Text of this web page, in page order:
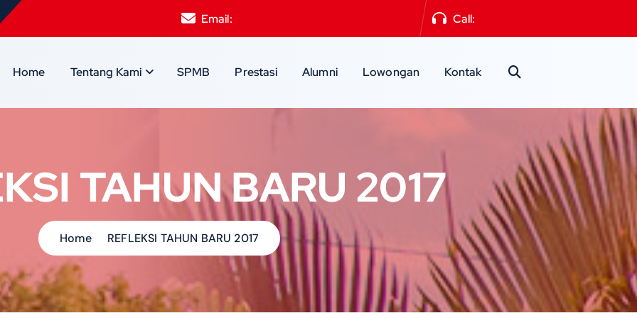
Email: Call:
Home Tentang Kami SPMB Prestasi Alumni Lowongan Kontak
TAHUN BARU 2017
Home REFLEKSI TAHUN BARU 2017